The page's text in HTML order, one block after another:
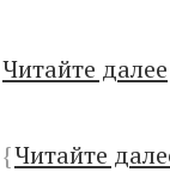
Читайте далее
{Читайте